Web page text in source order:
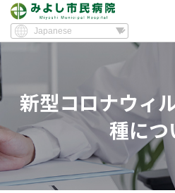
新型コロナウィ
種につ